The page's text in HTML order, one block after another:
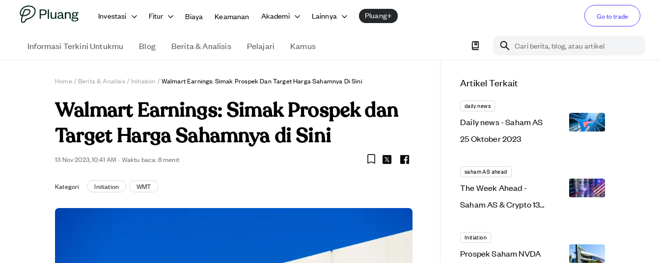
Investasi Fitur Biaya Keamanan Akademi Lainnya Pluang+ Go to trade
Informasi Terkini Untukmu Blog Berita & Analisis Pelajari Kamus Cari berita, blog, atau artikel
Home / Berita & Analisis / Initiation / Walmart Earnings: Simak Prospek Dan Target Harga Sahamnya Di Sini
Walmart Earnings: Simak Prospek dan
Target Harga Sahamnya di Sini
13 Nov 2023, 10:41 AM · Waktu baca: 8 menit
Kategori Initiation WMT
Artikel Terkait
daily news
Daily news - Saham AS
25 Oktober 2023
saham AS ahead
The Week Ahead -
Saham AS & Crypto 13
Initiation
Prospek Saham NVDA